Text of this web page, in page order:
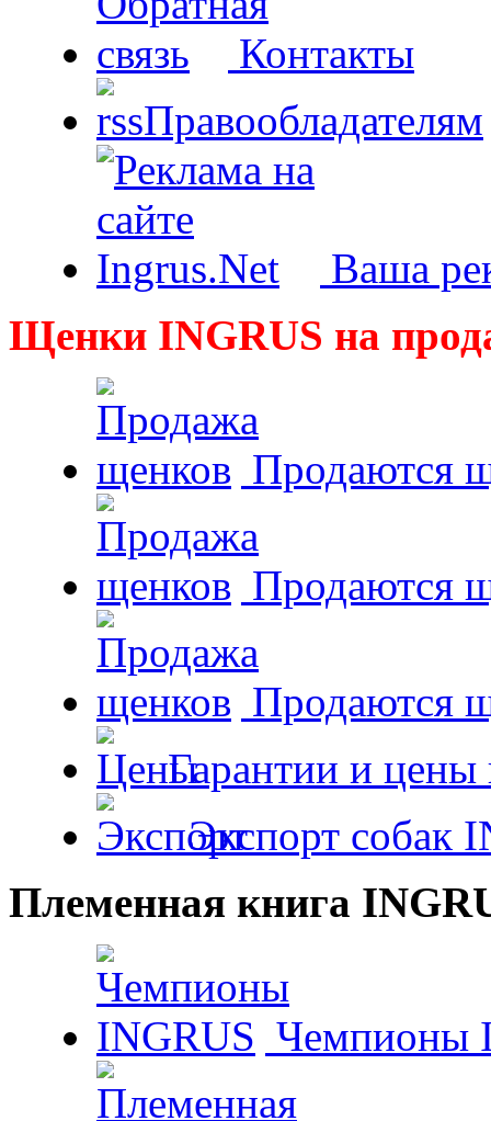
Контакты
Правообладателям
Ваша
Щенки INGRUS на
Продаются
Продаются
Продаются
Гарантии и цены
Экспорт собак
Племенная книга
Чемпионы